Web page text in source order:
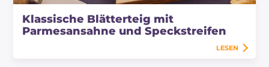
Klassische Blätterteig mit
Parmesansahne und Speckstreifen
LESEN